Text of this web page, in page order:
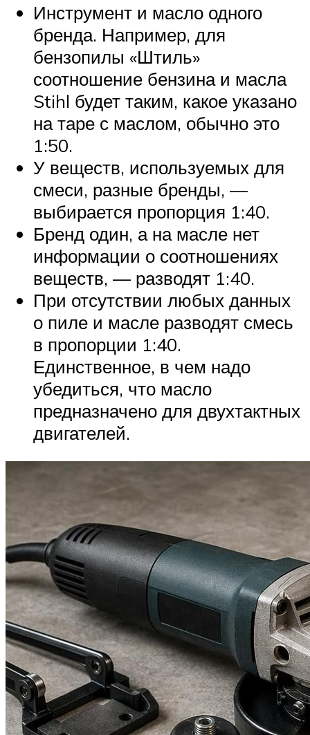
Инструмент и масло одного
бренда. Например, для
бензопилы «Штиль»
соотношение бензина и масла
Stihl будет таким, какое указано
на таре с маслом, обычно это
1:50.
У веществ, используемых для
смеси, разные бренды, —
выбирается пропорция 1:40.
Бренд один, а на масле нет
информации о соотношениях
веществ, — разводят 1:40.
При отсутствии любых данных
о пиле и масле разводят смесь
в пропорции 1:40.
Единственное, в чем надо
убедиться, что масло
предназначено для двухтактных
двигателей.